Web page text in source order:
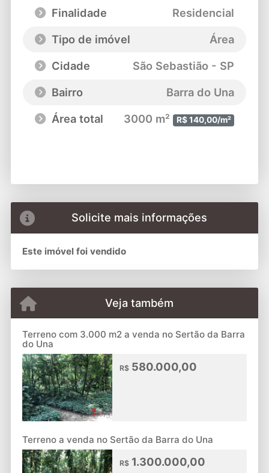
Finalidade
Residencial
Tipo de imóvel
Área
Cidade
São Sebastião - SP
Bairro
Barra do Una
Área total
3000 m² R$ 140,00/m²
Solicite mais informações
Este imóvel foi vendido
Veja também
Terreno com 3.000 m2 a venda no Sertão da Barra
do Una
R$580.000,00
Terreno a venda no Sertão da Barra do Una
R$1.300.000,00